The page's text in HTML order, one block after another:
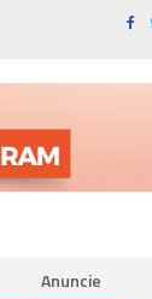
Anuncie